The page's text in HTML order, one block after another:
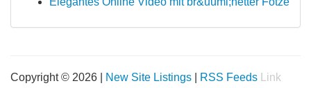
Copyright © 2026 | New Site Listings RSS Feeds
Link